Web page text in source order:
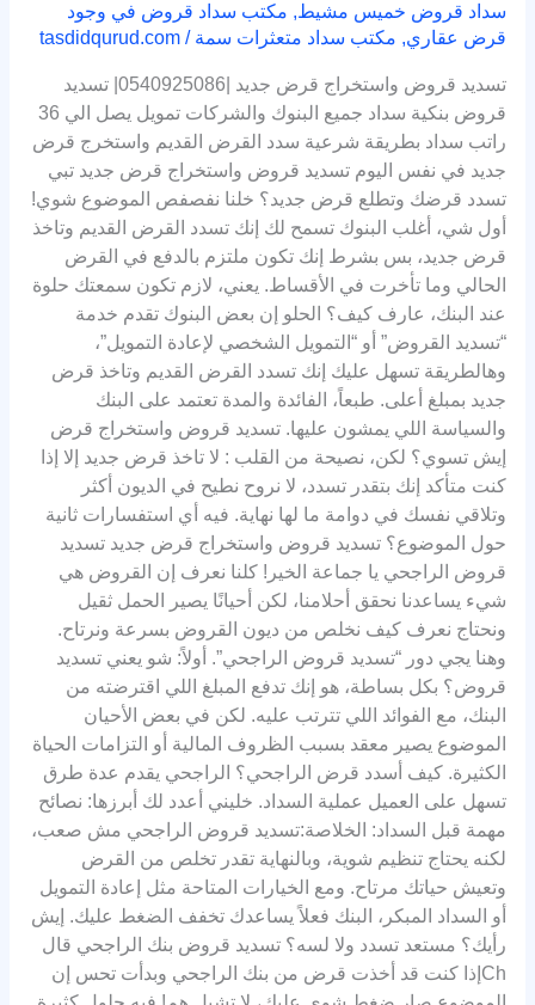
سداد قروض خميس مشيط, مكتب سداد قروض في وجود
قرض عقاري, مكتب سداد متعثرات سمة /
tasdidqurud.com
تسديد قروض واستخراج قرض جديد |0540925086| تسديد
قروض بنكية سداد جميع البنوك والشركات تمويل يصل الي 36
راتب سداد بطريقة شرعية سدد القرض القديم واستخرج قرض
جديد في نفس اليوم تسديد قروض واستخراج قرض جديد تبي
تسدد قرضك وتطلع قرض جديد؟ خلنا نفصفص الموضوع شوي!
أول شي، أغلب البنوك تسمح لك إنك تسدد القرض القديم وتاخذ
قرض جديد، بس بشرط إنك تكون ملتزم بالدفع في القرض
الحالي وما تأخرت في الأقساط. يعني، لازم تكون سمعتك حلوة
عند البنك، عارف كيف؟ الحلو إن بعض البنوك تقدم خدمة
“تسديد القروض” أو “التمويل الشخصي لإعادة التمويل”،
وهالطريقة تسهل عليك إنك تسدد القرض القديم وتاخذ قرض
جديد بمبلغ أعلى. طبعاً، الفائدة والمدة تعتمد على البنك
والسياسة اللي يمشون عليها. تسديد قروض واستخراج قرض
إيش تسوي؟ لكن، نصيحة من القلب : لا تاخذ قرض جديد إلا إذا
كنت متأكد إنك بتقدر تسدد، لا نروح نطيح في الديون أكثر
وتلاقي نفسك في دوامة ما لها نهاية. فيه أي استفسارات ثانية
حول الموضوع؟ تسديد قروض واستخراج قرض جديد تسديد
قروض الراجحي يا جماعة الخير! كلنا نعرف إن القروض هي
شيء يساعدنا نحقق أحلامنا، لكن أحيانًا يصير الحمل ثقيل
ونحتاج نعرف كيف نخلص من ديون القروض بسرعة ونرتاح.
وهنا يجي دور “تسديد قروض الراجحي”. أولاً: شو يعني تسديد
قروض؟ بكل بساطة، هو إنك تدفع المبلغ اللي اقترضته من
البنك، مع الفوائد اللي تترتب عليه. لكن في بعض الأحيان
الموضوع يصير معقد بسبب الظروف المالية أو التزامات الحياة
الكثيرة. كيف أسدد قرض الراجحي؟ الراجحي يقدم عدة طرق
تسهل على العميل عملية السداد. خليني أعدد لك أبرزها: نصائح
مهمة قبل السداد: الخلاصة:تسديد قروض الراجحي مش صعب،
لكنه يحتاج تنظيم شوية، وبالنهاية تقدر تخلص من القرض
وتعيش حياتك مرتاح. ومع الخيارات المتاحة مثل إعادة التمويل
أو السداد المبكر، البنك فعلاً يساعدك تخفف الضغط عليك. إيش
رأيك؟ مستعد تسدد ولا لسه؟ تسديد قروض بنك الراجحي قال
Chإذا كنت قد أخذت قرض من بنك الراجحي وبدأت تحس إن